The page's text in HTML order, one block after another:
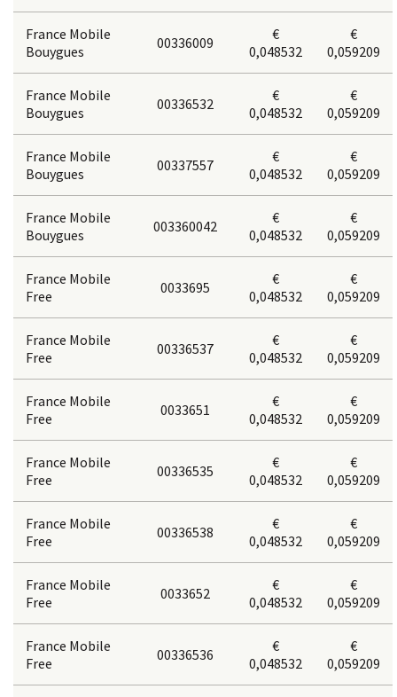
France Mobile
Bouygues
00336009
€
0,048532
€
0,059209
France Mobile
Bouygues
00336532
€
0,048532
€
0,059209
France Mobile
Bouygues
00337557
€
0,048532
€
0,059209
France Mobile
Bouygues
003360042
€
0,048532
€
0,059209
France Mobile
Free
0033695
€
0,048532
€
0,059209
France Mobile
Free
00336537
€
0,048532
€
0,059209
France Mobile
Free
0033651
€
0,048532
€
0,059209
France Mobile
Free
00336535
€
0,048532
€
0,059209
France Mobile
Free
00336538
€
0,048532
€
0,059209
France Mobile
Free
0033652
€
0,048532
€
0,059209
France Mobile
Free
00336536
€
0,048532
€
0,059209